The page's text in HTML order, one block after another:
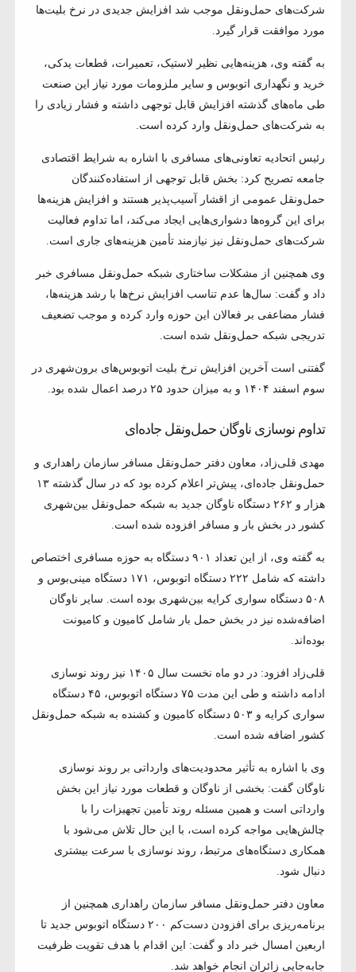
شرکت‌های حمل‌ونقل موجب شد افزایش جدیدی در نرخ بلیت‌ها
مورد موافقت قرار گیرد.
به گفته وی، هزینه‌هایی نظیر لاستیک، تعمیرات، قطعات یدکی،
خرید و نگهداری اتوبوس و سایر ملزومات مورد نیاز این صنعت
طی ماه‌های گذشته افزایش قابل توجهی داشته و فشار زیادی را
به شرکت‌های حمل‌ونقل وارد کرده است.
رئیس اتحادیه تعاونی‌های مسافری با اشاره به شرایط اقتصادی
جامعه تصریح کرد: بخش قابل توجهی از استفاده‌کنندگان
حمل‌ونقل عمومی از اقشار آسیب‌پذیر هستند و افزایش هزینه‌ها
برای این گروه‌ها دشواری‌هایی ایجاد می‌کند، اما تداوم فعالیت
شرکت‌های حمل‌ونقل نیز نیازمند تأمین هزینه‌های جاری است.
وی همچنین از مشکلات ساختاری شبکه حمل‌ونقل مسافری خبر
داد و گفت: سال‌ها عدم تناسب افزایش نرخ‌ها با رشد هزینه‌ها،
فشار مضاعفی بر فعالان این حوزه وارد کرده و موجب تضعیف
تدریجی شبکه حمل‌ونقل شده است.
گفتنی است آخرین افزایش نرخ بلیت اتوبوس‌های برون‌شهری در
سوم اسفند ۱۴۰۴ و به میزان حدود ۲۵ درصد اعمال شده بود.
تداوم نوسازی ناوگان حمل‌ونقل جاده‌ای
مهدی قلی‌زاد، معاون دفتر حمل‌ونقل مسافر سازمان راهداری و
حمل‌ونقل جاده‌ای، پیش‌تر اعلام کرده بود که در سال گذشته ۱۳
هزار و ۲۶۲ دستگاه ناوگان جدید به شبکه حمل‌ونقل بین‌شهری
کشور در بخش بار و مسافر افزوده شده است.
به گفته وی، از این تعداد ۹۰۱ دستگاه به حوزه مسافری اختصاص
داشته که شامل ۲۲۲ دستگاه اتوبوس، ۱۷۱ دستگاه مینی‌بوس و
۵۰۸ دستگاه سواری کرایه بین‌شهری بوده است. سایر ناوگان
اضافه‌شده نیز در بخش حمل بار شامل کامیون و کامیونت
بوده‌اند.
قلی‌زاد افزود: در دو ماه نخست سال ۱۴۰۵ نیز روند نوسازی
ادامه داشته و طی این مدت ۷۵ دستگاه اتوبوس، ۴۵ دستگاه
سواری کرایه و ۵۰۳ دستگاه کامیون و کشنده به شبکه حمل‌ونقل
کشور اضافه شده است.
وی با اشاره به تأثیر محدودیت‌های وارداتی بر روند نوسازی
ناوگان گفت: بخشی از ناوگان و قطعات مورد نیاز این بخش
وارداتی است و همین مسئله روند تأمین تجهیزات را با
چالش‌هایی مواجه کرده است، با این حال تلاش می‌شود با
همکاری دستگاه‌های مرتبط، روند نوسازی با سرعت بیشتری
دنبال شود.
معاون دفتر حمل‌ونقل مسافر سازمان راهداری همچنین از
برنامه‌ریزی برای افزودن دست‌کم ۲۰۰ دستگاه اتوبوس جدید تا
اربعین امسال خبر داد و گفت: این اقدام با هدف تقویت ظرفیت
جابه‌جایی زائران انجام خواهد شد.